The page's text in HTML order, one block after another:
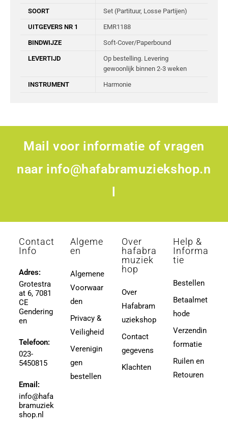
SOORT Set (Partituur, Losse Partijen)
UITGEVERS NR 1 EMR1188
BINDWIJZE Soft-Cover/Paperbound
LEVERTIJD
Op bestelling. Levering
gewoonlijk binnen 2-3 weken
INSTRUMENT Harmonie
Mail voor informatie of vragen
naar info@hafabramuziekshop.n
Contact
Info
Adres:
Grotestra
at 6, 7081
CE
Gendering
en
Telefoon:
023-
5450815
Email:
info@hafa
bramuziek
shop.nl
Algeme
en
Algemene
Voorwaar
den
Privacy &
Veiligheid
Verenigin
gen
bestellen
Over
hafabra
muziek
hop
Over
Hafabram
uziekshop
Contact
gegevens
Klachten
Help &
Informa
tie
Bestellen
Betaalmet
hode
Verzendin
formatie
Ruilen en
Retouren